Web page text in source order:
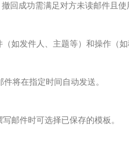
回成功需满足对方未读邮件且使
如发件人、主题等）和操作（
将在指定时间自动发送。
邮件时可选择已保存的模板。